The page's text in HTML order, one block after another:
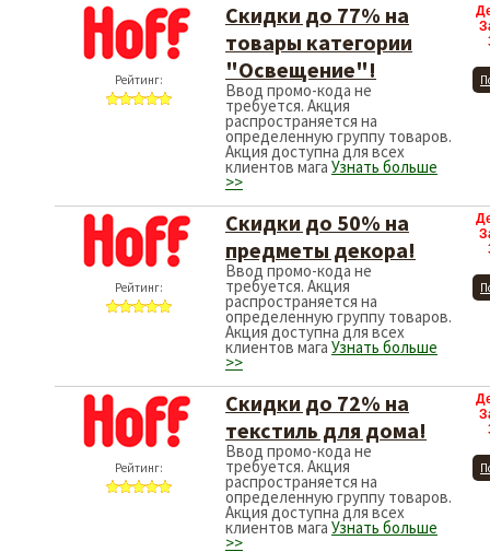
Рейтинг:
Скидки до 77% на
товары категории
"Освещение"!
Ввод промо-кода не
требуется. Акция
распространяется на
определенную группу товаров.
Акция доступна для всех
клиентов мага Узнать больше
>>
Рейтинг:
Скидки до 50% на
предметы декора!
Ввод промо-кода не
требуется. Акция
распространяется на
определенную группу товаров.
Акция доступна для всех
клиентов мага Узнать больше
>>
Рейтинг:
Скидки до 72% на
текстиль для дома!
Ввод промо-кода не
требуется. Акция
распространяется на
определенную группу товаров.
Акция доступна для всех
клиентов мага Узнать больше
>>